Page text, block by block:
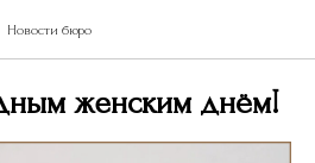
Новости бюро
женским днём!